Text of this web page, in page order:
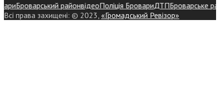
Броварський районвідеоПоліція БровариДТПБроварське
Всі права захищені: © 2023, «Громадський Ревізор»